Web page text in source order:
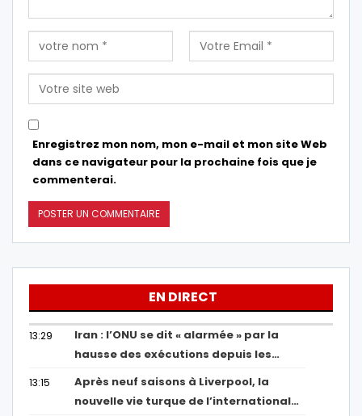
Enregistrez mon nom, mon e-mail et mon site Web
dans ce navigateur pour la prochaine fois que je
commenterai.
EN DIRECT
13:29
Iran : l’ONU se dit « alarmée » par la
hausse des exécutions depuis les…
13:15
Après neuf saisons à Liverpool, la
nouvelle vie turque de l’international…